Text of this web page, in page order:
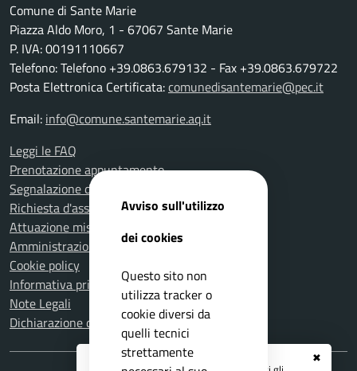
✖
Comune di Sante Marie
Piazza Aldo Moro, 1 - 67067 Sante Marie
P. IVA: 00191110667
Telefono: Telefono +39.0863.679132 - Fax +39.0863.679722
Posta Elettronica Certificata:comunedisantemarie@pec.it
Email: info@comune.santemarie.aq.it
Leggi le FAQ
Prenotazione appuntamento
Segnalazione disservizio
Richiesta d'assistenza
Attuazione misure PNRR
Amministrazione trasparente
Cookie policy
Informativa privacy
Note Legali
Dichiarazione di accessibilità
Avviso sull'utilizzo
dei cookies
Questo sito non
utilizza tracker o
cookie diversi da
quelli tecnici
strettamente